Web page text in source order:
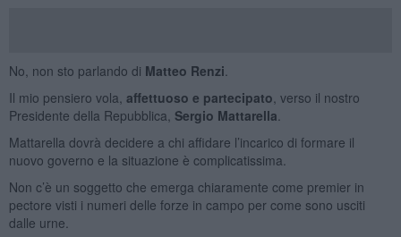
No, non sto parlando di Matteo Renzi
Il mio pensiero vola, affettuoso e partecipato , verso il nostro
Presidente della Repubblica, Sergio Mattarella
Mattarella dovrà decidere a chi affidare l’incarico di formare il
nuovo governo e la situazione è complicatissima.
Non c’è un soggetto che emerga chiaramente come premier in
pectore visti i numeri delle forze in campo per come sono usciti
dalle urne.